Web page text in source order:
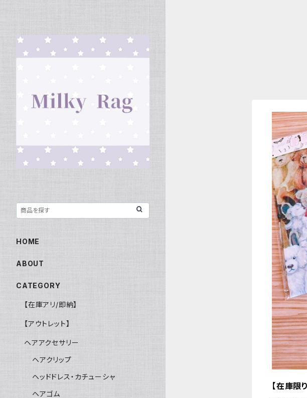
【在庫限
HOME
ABOUT
CATEGORY
【在庫アリ/即納】
【アウトレット】
ヘアアクセサリー
ヘアクリップ
ヘッドドレス・カチューシャ
ヘアゴム